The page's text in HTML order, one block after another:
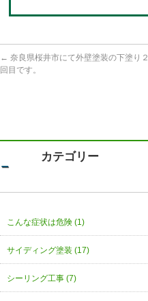
← 奈良県桜井市にて外壁塗装の下塗り２
回目です。
カテゴリー
こんな症状は危険 (1)
サイディング塗装 (17)
シーリング工事 (7)